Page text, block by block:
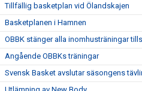
Tillfällig basketplan vid Ölandskajen
Basketplanen i Hamnen
OBBK stänger alla inomhusträningar
Angående OBBKs träningar
Svensk Basket avslutar säsongens